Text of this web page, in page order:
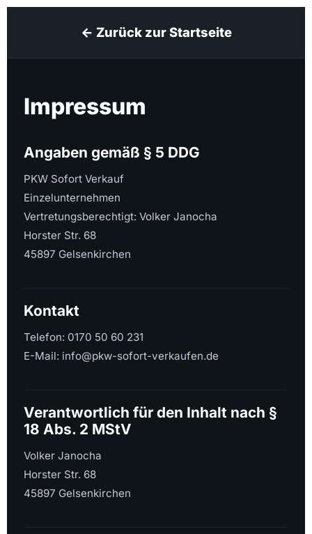
← Zurück zur Startseite
Impressum
Angaben gemäß § 5 DDG
PKW Sofort Verkauf
Einzelunternehmen
Vertretungsberechtigt: Volker Janocha
Horster Str. 68
45897 Gelsenkirchen
Kontakt
Telefon: 0170 50 60 231
E-Mail: info@pkw-sofort-verkaufen.de
Verantwortlich für den Inhalt nach §
18 Abs. 2 MStV
Volker Janocha
Horster Str. 68
45897 Gelsenkirchen